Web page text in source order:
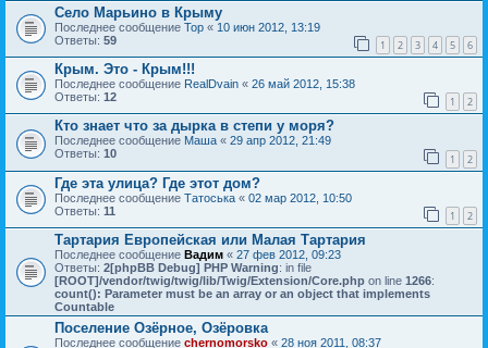
Село Марьино в Крыму
Последнее сообщение Тор « 10 июн 2012, 13:19
Ответы: 59 1 2 3 4 5 6
Крым. Это - Крым!!!
Последнее сообщение RealDvain « 26 май 2012, 15:38
Ответы: 12 1 2
Кто знает что за дырка в степи у моря?
Последнее сообщение Маша « 29 апр 2012, 21:49
Ответы: 10 1 2
Где эта улица? Где этот дом?
Последнее сообщение Татоська « 02 мар 2012, 10:50
Ответы: 11 1 2
Тартария Европейская или Малая Тартария
Последнее сообщение Вадим « 27 фев 2012, 09:23
Ответы: 2[phpBB Debug] PHP Warning: in file
[ROOT]/vendor/twig/twig/lib/Twig/Extension/Core.php on line 1266:
count(): Parameter must be an array or an object that implements
Countable
Поселение Озёрное, Озёровка
Последнее сообщение chernomorsko « 28 ноя 2011, 08:37